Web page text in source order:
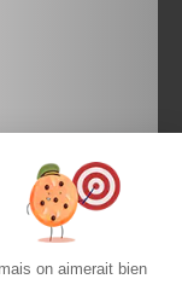
m
on aimerait bien